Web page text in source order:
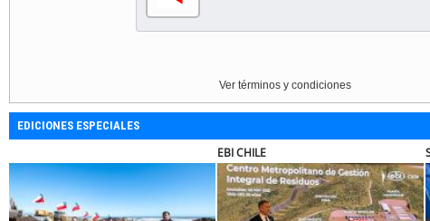
Ver términos y condiciones
EDICIONES ESPECIALES
EBI CHILE